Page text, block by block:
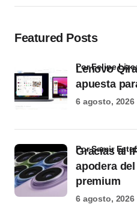
Featured Posts
Lenovo
apuesta
por Felipe
6 agosto, 2026
Gracias al
apodera
premium
por Samir
6 agosto, 2026